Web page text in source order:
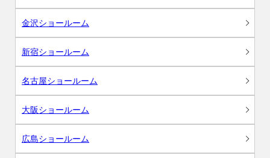
金沢ショールーム
新宿ショールーム
名古屋ショールーム
大阪ショールーム
広島ショールーム